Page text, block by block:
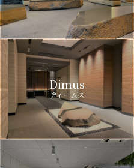
Dimus
ディームス